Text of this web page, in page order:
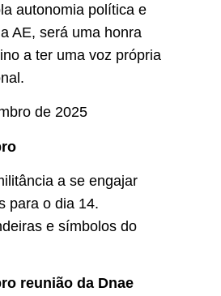
autonomia política e
AE, será uma honra
a ter uma voz própria
de 2025
a se engajar
para o dia 14.
e símbolos do
reunião da Dnae